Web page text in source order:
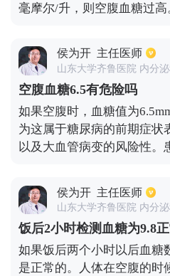
毫摩尔/升，则空腹血糖过
为7.8毫摩尔/升或以上，同
个时候被称为糖耐量减低。
平为11.1毫摩尔/升或更高，
此，餐后2小时血糖水平为
的一种情况。这个时候最好
或每隔几天检查一次空腹血
侯为开 主任医师
山东大学齐鲁医院 内分
空腹血糖6.5有危险吗
如果空腹时，血糖值为
为这属于糖尿病的前期症状
以及大血管病变的风险性。
腹时血糖在6.56。5mmol/L
腹糖耐量受损，这类患者要
否≥11.1mmol/L。而在平时
生活方式进行干预，在通过
间之后，到医院再次检测是
侯为开 主任医师
山东大学齐鲁医院 内分
饭后2小时检测血糖为9.8
如果饭后两个小时以后血糖
是正常的。人体在空腹的时